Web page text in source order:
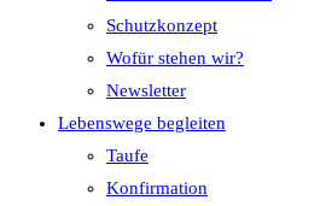
Schutzkonzept
Wofür stehen wir?
Newsletter
Lebenswege begleiten
Taufe
Konfirmation